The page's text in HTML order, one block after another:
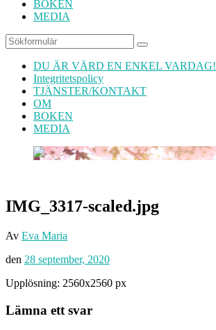
BOKEN
MEDIA
Sök
DU ÄR VÄRD EN ENKEL VARDAG!
Integritetspolicy
TJÄNSTER/KONTAKT
OM
BOKEN
MEDIA
IMG_3317-scaled.jpg
Av Eva Maria
den 28 september, 2020
Upplösning: 2560x2560 px
Lämna ett svar